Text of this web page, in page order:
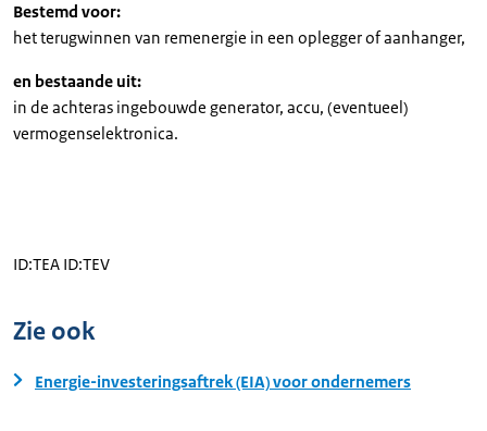
Bestemd voor:
het terugwinnen van remenergie in een oplegger of aanhanger,
en bestaande uit:
in de achteras ingebouwde generator, accu, (eventueel)
vermogenselektronica.
ID:TEA ID:TEV
Zie ook
Energie-investeringsaftrek (EIA) voor ondernemers